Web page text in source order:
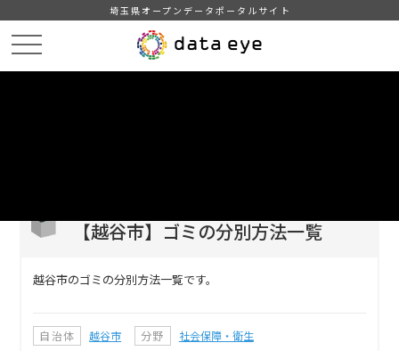
埼玉県オープンデータポータルサイト
【越谷市】ゴミの分別方法一覧
越谷市のゴミの分別方法一覧です。
自治体 越谷市 分野 社会保障・衛生